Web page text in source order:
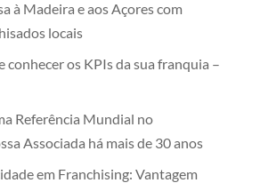
à Madeira e aos Açores com
locais
conhecer os KPIs da sua franquia –
Referência Mundial no
Associada há mais de 30 anos
em Franchising: Vantagem